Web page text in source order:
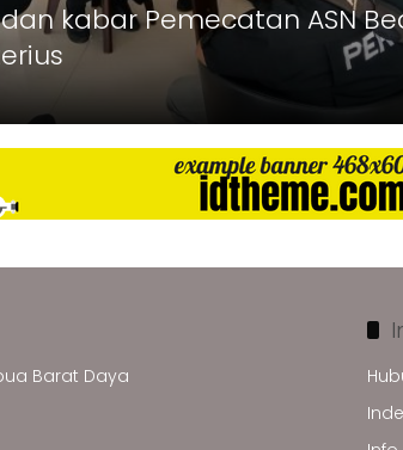
kabar Pemecatan ASN
Barat Daya